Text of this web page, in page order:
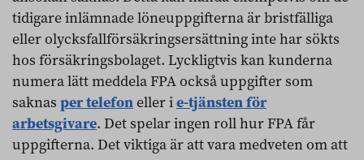
tidigare inlämnade löneuppgifterna är bristfälliga
eller olycksfallförsäkringsersättning inte har sökts
hos försäkringsbolaget. Lyckligtvis kan kunderna
numera lätt meddela FPA också uppgifter som
saknas per telefoneller ie-tjänsten för
arbetsgivare. Det spelar ingen roll hur FPA får
uppgifterna. Det viktiga är att vara medveten om att